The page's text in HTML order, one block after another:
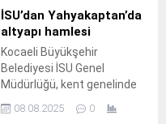
İSU’dan Yahyakaptan’da
altyapı hamlesi
Kocaeli Büyükşehir
Belediyesi İSU Genel
Müdürlüğü, kent genelinde
kesmeden devam ediyor.
08.08.2025 0